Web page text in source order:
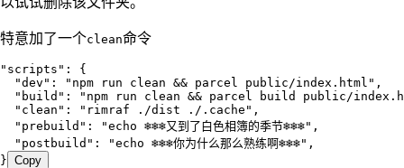
特意加了一个clean命令
" scripts " : {
  "
dev " : " npm run clean && parcel public/index.html " ,
  "
build " : " npm run clean && parcel build public/
  "
clean " : " rimraf ./dist ./.cache " ,
  "
prebuild " : "echo ❄️❄️❄️又到了白色相簿的季节❄️❄️❄️" ,
  "
postbuild " : "echo ❄️❄️❄️你为什么那么熟练啊❄️❄️❄️" ,
} Copy